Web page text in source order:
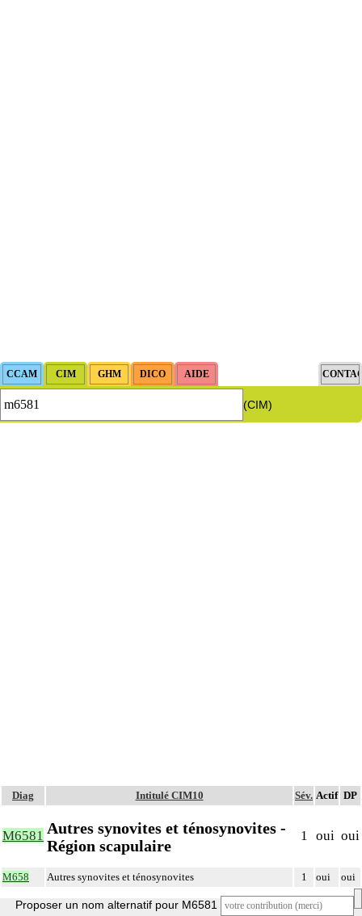
(CIM)
Diag Intitulé CIM10 Sév. Actif DP
M6581 Autres synovites et ténosynovites -
Région scapulaire
1 oui oui
M658 Autres synovites et ténosynovites 1 oui oui
Proposer un nom alternatif pour M6581